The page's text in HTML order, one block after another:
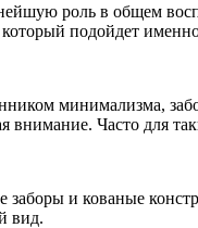
роль в общем
подойдет
минимализма,
внимание. Часто для
заборы и кованые
вид.